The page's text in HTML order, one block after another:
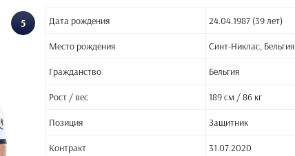
5 Дата рождения 24.04.1987 (39 лет)
Место рождения Синт-Никлас, Бельгия
Гражданство Бельгия
Рост / вес 189 см / 86 кг
Позиция Защитник
Контракт 31.07.2020